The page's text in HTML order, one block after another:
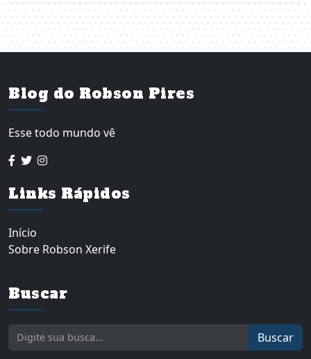
Blog do Robson Pires
Esse todo mundo vê
Links Rápidos
Início
Sobre Robson Xerife
Buscar
Buscar